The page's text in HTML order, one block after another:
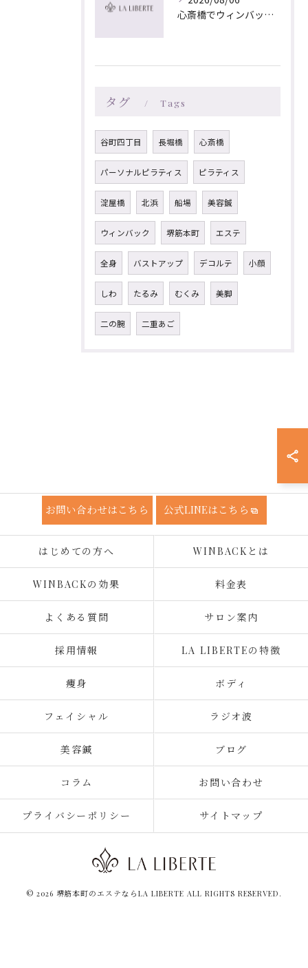
心斎橋でウィンバック×マッサージ｜LA LIBERTE
タグ Tags
谷町四丁目 長堀橋 心斎橋
パーソナルピラティス ピラティス
淀屋橋 北浜 船場 美容鍼
ウィンバック 堺筋本町 エステ
全身 バストアップ デコルテ 小顔
しわ たるみ むくみ 美脚
二の腕 二重あご
お問い合わせはこちら 公式LINEはこちら
はじめての方へ WINBACKとは
WINBACKの効果 料金表
よくある質問 サロン案内
採用情報 LA LIBERTEの特徴
痩身 ボディ
フェイシャル ラジオ波
美容鍼 ブログ
コラム お問い合わせ
プライバシーポリシー サイトマップ
© 2026 堺筋本町のエステならLA LIBERTE ALL RIGHTS RESERVED.